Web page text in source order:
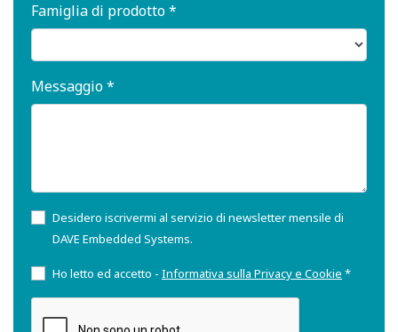
Famiglia di prodotto *
Messaggio *
Desidero iscrivermi al servizio di newsletter mensile di
DAVE Embedded Systems.
Ho letto ed accetto - Informativa sulla Privacy e Cookie *